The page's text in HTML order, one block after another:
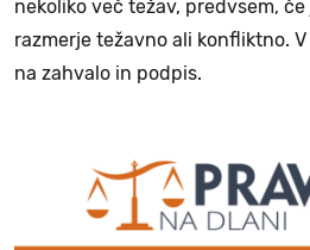
nekoliko več težav, predvsem,
razmerje težavno ali konfliktno.
na zahvalo in podpis.